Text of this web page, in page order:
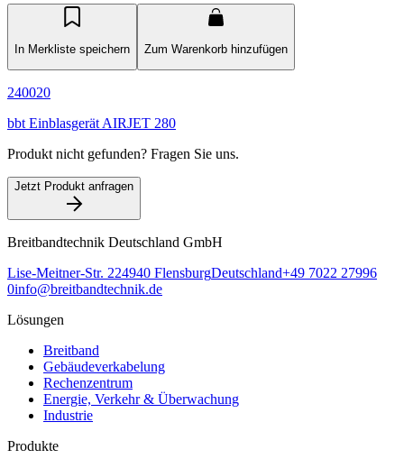
In Merkliste speichern Zum Warenkorb hinzufügen
240020
bbt Einblasgerät AIRJET 280
Produkt nicht gefunden? Fragen Sie uns.
Jetzt Produkt anfragen
Breitbandtechnik Deutschland GmbH
Lise-Meitner-Str. 224940 FlensburgDeutschland+49 7022 27996
0info@breitbandtechnik.de
Lösungen
Breitband
Gebäudeverkabelung
Rechenzentrum
Energie, Verkehr & Überwachung
Industrie
Produkte